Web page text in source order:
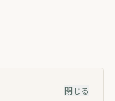
閉じる